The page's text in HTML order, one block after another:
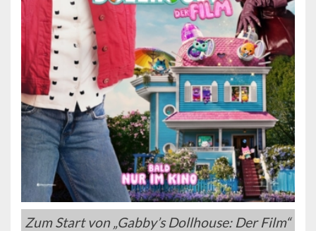
Zum Start von „Gabby’s Dollhouse: Der Film“